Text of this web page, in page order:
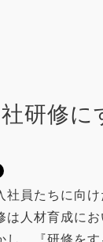
研修
社員たちに向
は人材育成に
し、『研修を